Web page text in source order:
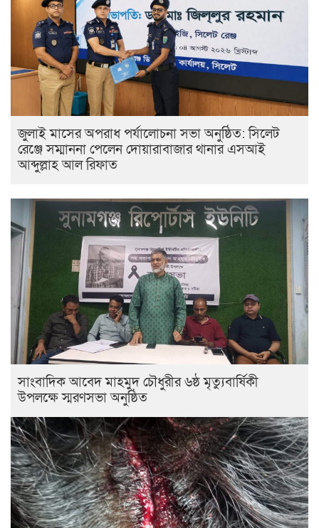
জুলাই মাসের অপরাধ পর্যালোচনা সভা অনুষ্ঠিত: সিলেট
রেঞ্জে সম্মাননা পেলেন দোয়ারাবাজার থানার এসআই
আব্দুল্লাহ আল রিফাত
সাংবাদিক আবেদ মাহমুদ চৌধুরীর ৬ষ্ঠ মৃত্যুবার্ষিকী
উপলক্ষে স্মরণসভা অনুষ্ঠিত